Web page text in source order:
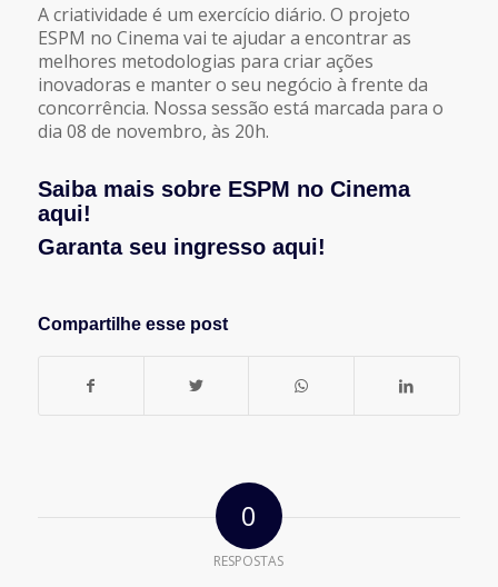
A criatividade é um exercício diário. O projeto
ESPM no Cinema vai te ajudar a encontrar as
melhores metodologias para criar ações
inovadoras e manter o seu negócio à frente da
concorrência. Nossa sessão está marcada para o
dia 08 de novembro, às 20h.
Saiba mais sobre ESPM no Cinema
aqui!
Garanta seu ingresso aqui!
Compartilhe esse post
0
RESPOSTAS